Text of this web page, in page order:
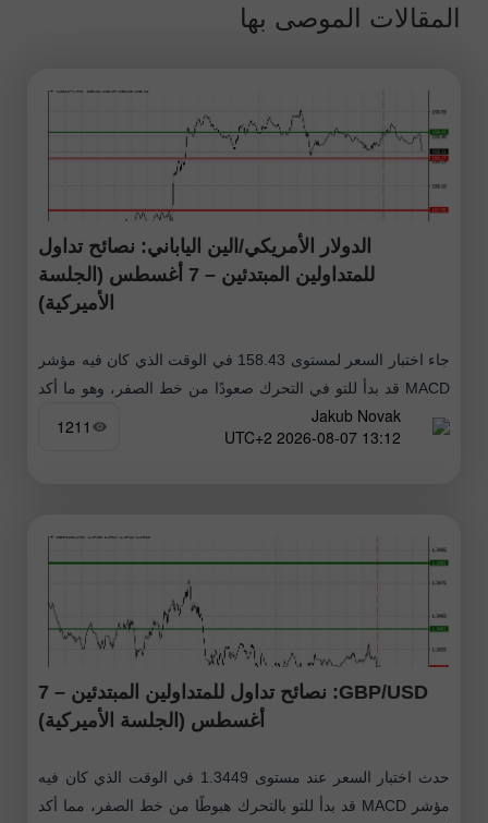
المقالات الموصى بها
الدولار الأمريكي/الين الياباني: نصائح تداول
للمتداولين المبتدئين – 7 أغسطس (الجلسة
الأميركية)
جاء اختبار السعر لمستوى 158.43 في الوقت الذي كان فيه مؤشر
MACD قد بدأ للتو في التحرك صعودًا من خط الصفر، وهو ما أكد
صلاحية نقطة الدخول لشراء الدولار
Jakub Novak
13:12 2026-08-07 UTC+2
1211
GBP/USD: نصائح تداول للمتداولين المبتدئين – 7
أغسطس (الجلسة الأميركية)
حدث اختبار السعر عند مستوى 1.3449 في الوقت الذي كان فيه
مؤشر MACD قد بدأ للتو بالتحرك هبوطًا من خط الصفر، مما أكد